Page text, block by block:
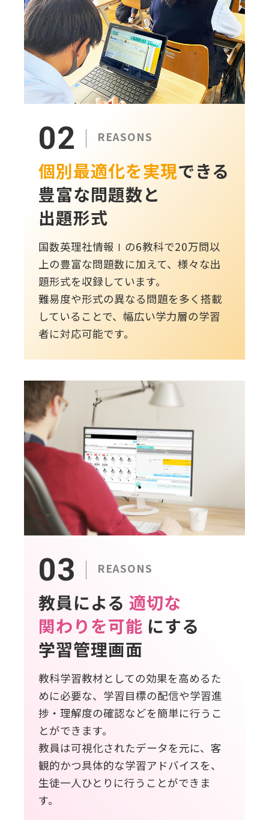
02 REASONS
個別最適化を実現できる
豊富な問題数と
出題形式
国数英理社情報Ⅰの6教科で20万問以
上の豊富な問題数に加えて、様々な出
題形式を収録しています。
難易度や形式の異なる問題を多く搭載
していることで、幅広い学力層の学習
者に対応可能です。
03 REASONS
教員による 適切な
関わりを可能 にする
学習管理画面
教科学習教材としての効果を高めるた
めに必要な、学習目標の配信や学習進
捗・理解度の確認などを簡単に行うこ
とができます。
教員は可視化されたデータを元に、客
観的かつ具体的な学習アドバイスを、
生徒一人ひとりに行うことができま
す。